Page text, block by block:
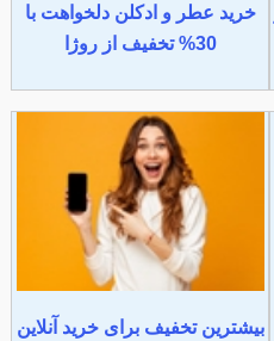
خرید عطر و ادکلن دلخواهت با
30% تخفیف از روژا
بیشترین تخفیف برای خرید آنلاین